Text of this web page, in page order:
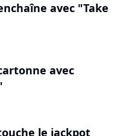
avec "Take
avec
le jackpot